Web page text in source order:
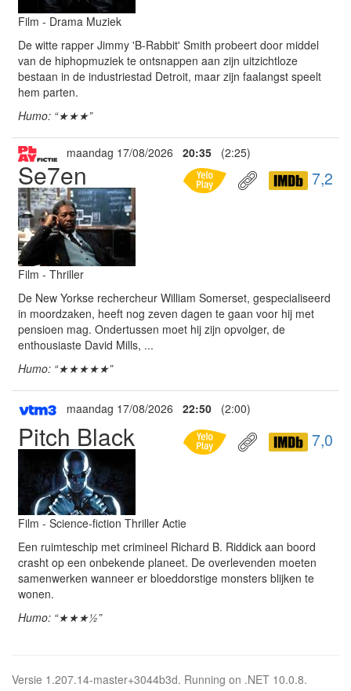
Film - Drama Muziek
De witte rapper Jimmy 'B-Rabbit' Smith probeert door middel
van de hiphopmuziek te ontsnappen aan zijn uitzichtloze
bestaan in de industriestad Detroit, maar zijn faalangst speelt
hem parten.
Humo: “★★★”
maandag 17/08/2026 20:35 (2:25)
Se7en 7,2
Film - Thriller
De New Yorkse rechercheur William Somerset, gespecialiseerd
in moordzaken, heeft nog zeven dagen te gaan voor hij met
pensioen mag. Ondertussen moet hij zijn opvolger, de
enthousiaste David Mills, ...
Humo: “★★★★★”
maandag 17/08/2026 22:50 (2:00)
Pitch Black 7,0
Film - Science-fiction Thriller Actie
Een ruimteschip met crimineel Richard B. Riddick aan boord
crasht op een onbekende planeet. De overlevenden moeten
samenwerken wanneer er bloeddorstige monsters blijken te
wonen.
Humo: “★★★½”
Versie 1.207.14-master+3044b3d. Running on .NET 10.0.8.